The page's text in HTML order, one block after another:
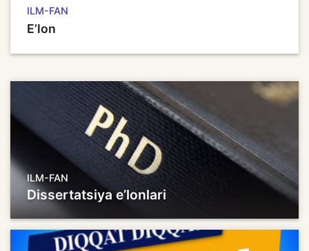
ILM-FAN
E’lon
ILM-FAN
Dissertatsiya e’lonlari